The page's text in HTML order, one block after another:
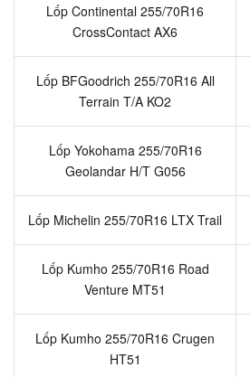
Lốp Continental 255/70R16
CrossContact AX6
Lốp BFGoodrich 255/70R16 All
Terrain T/A KO2
Lốp Yokohama 255/70R16
Geolandar H/T G056
Lốp Michelin 255/70R16 LTX Trail
Lốp Kumho 255/70R16 Road
Venture MT51
Lốp Kumho 255/70R16 Crugen
HT51